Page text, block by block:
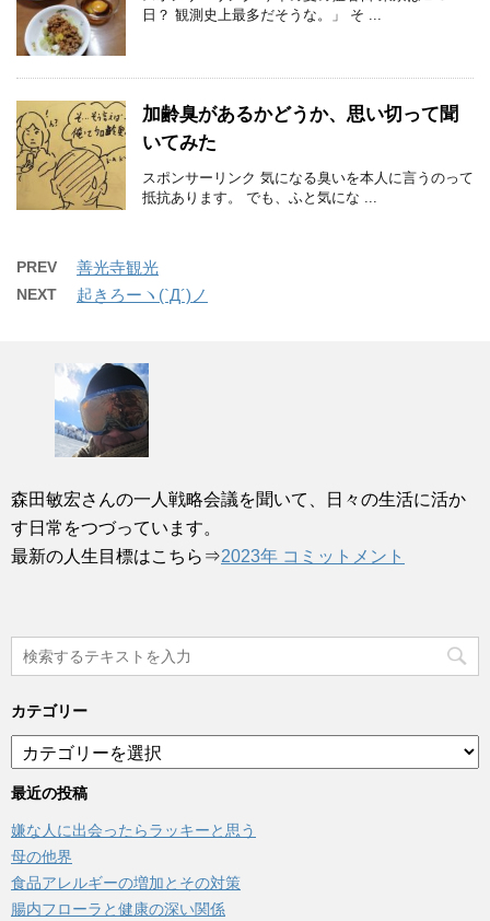
日？ 観測史上最多だそうな。」 そ ...
加齢臭があるかどうか、思い切って聞
いてみた
スポンサーリンク 気になる臭いを本人に言うのって
抵抗あります。 でも、ふと気にな ...
PREV 善光寺観光
NEXT 起きろーヽ(`Д´)ノ
森田敏宏さんの一人戦略会議を聞いて、日々の生活に活か
す日常をつづっています。
最新の人生目標はこちら⇒2023年 コミットメント
カテゴリー
テ
ゴ
ー
最近の投稿
嫌な人に出会ったらラッキーと思う
母の他界
食品アレルギーの増加とその対策
腸内フローラと健康の深い関係